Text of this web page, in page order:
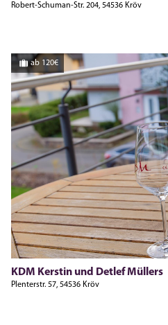
Robert-Schuman-Str. 204, 54536 Kröv
ab 120€
KDM Kerstin und Detlef Müllers
Plenterstr. 57, 54536 Kröv